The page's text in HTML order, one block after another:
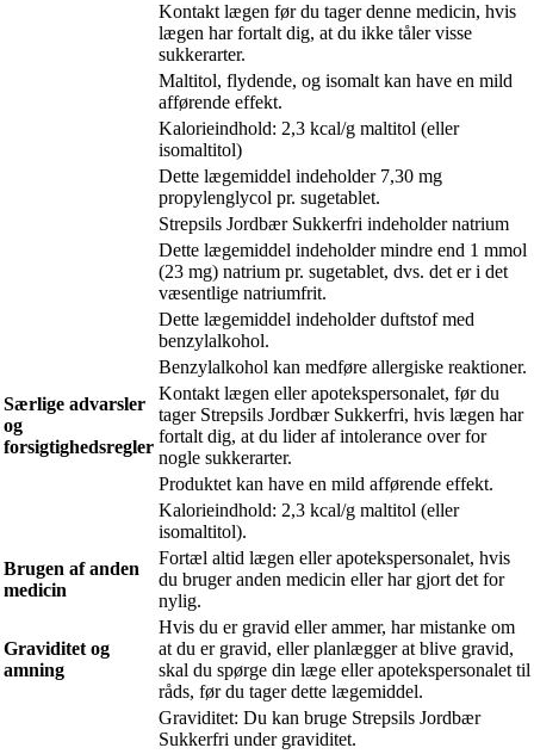
Kontakt lægen før du tager denne medicin, hvis
lægen har fortalt dig, at du ikke tåler visse
sukkerarter.
Maltitol, flydende, og isomalt kan have en mild
afførende effekt.
Kalorieindhold: 2,3 kcal/g maltitol (eller
isomaltitol)
Dette lægemiddel indeholder 7,30 mg
propylenglycol pr. sugetablet.
Strepsils Jordbær Sukkerfri indeholder natrium
Dette lægemiddel indeholder mindre end 1 mmol
(23 mg) natrium pr. sugetablet, dvs. det er i det
væsentlige natriumfrit.
Dette lægemiddel indeholder duftstof med
benzylalkohol.
Benzylalkohol kan medføre allergiske reaktioner.
Særlige advarsler
og
forsigtighedsregler
Kontakt lægen eller apotekspersonalet, før du
tager Strepsils Jordbær Sukkerfri, hvis lægen har
fortalt dig, at du lider af intolerance over for
nogle sukkerarter.
Produktet kan have en mild afførende effekt.
Kalorieindhold: 2,3 kcal/g maltitol (eller
isomaltitol).
Brugen af anden
medicin
Fortæl altid lægen eller apotekspersonalet, hvis
du bruger anden medicin eller har gjort det for
nylig.
Graviditet og
amning
Hvis du er gravid eller ammer, har mistanke om
at du er gravid, eller planlægger at blive gravid,
skal du spørge din læge eller apotekspersonalet til
råds, før du tager dette lægemiddel.
Graviditet: Du kan bruge Strepsils Jordbær
Sukkerfri under graviditet.